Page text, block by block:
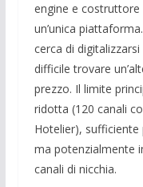
engine e
un’unica
cerca di
difficile trovare
prezzo. Il limite
ridotta (120 canali
Hotelier), sufficiente
ma potenzialmente
canali di nicchia.